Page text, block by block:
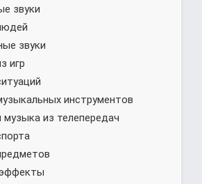
звуки
звуки
игр
инструментов
музыка из телепередач